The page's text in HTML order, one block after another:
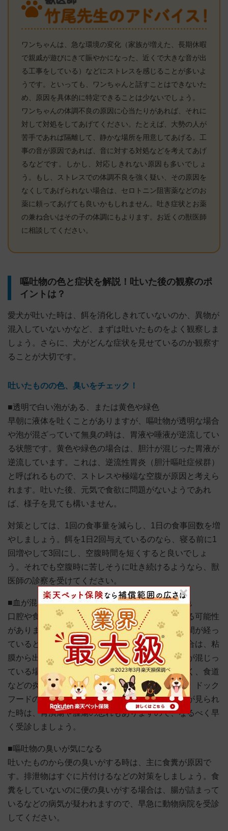
ワンちゃんは、急な環境の変化（家族が増えた、長期休暇
で親戚が遊びにきて賑やかになった、近くで大きな音が出
る工事をしている）などにストレスを感じることが多いよ
うです。といっても、ワンちゃんと話すことはできないた
め、原因を具体的に特定できることは少ないでしょう。
ワンちゃんの体調不良の原因に心当たりがあれば、それに
対して対処をしてあげてください。たとえば、大勢の人が
苦手であれば隔離して、静かな場所を用意してあげる。工
事の音が原因であれば、音に対する対処などを考えてあげ
るなどです。しかし、対応しきれない原因も多いでしょ
う。もし、ストレスでの体調不良を強く疑い、その原因を
なくしてあげられない場合は、セロトニン阻害薬などのお
薬に頼ってあげても良いかもしれません。吐き症状とお薬
の兼ね合いはその子の体調にもよります。お近くの獣医師
に相談してください。
嘔吐物の色と症状を解説！吐いた後の観察のポ
イントは？
愛犬が吐いた時は、餌を消化しきれていないのか、異物が
混入していないかなど、まずは吐いたものをよく観察しま
しょう。さらに、犬がどんな症状を見せているのか観察す
ることが大切です。
吐いたものの色、臭いをチェック！
■透明で白い泡がある、または黄色や緑色
早朝に液体を吐くことがありますが、嘔吐物が透明な場合
や泡が混ざっていて無臭の時は、胃液や唾液が逆流してい
る状態です。黄色や緑色の場合は、胆汁が混じった胃液が
逆流しています。これは、逆流性胃炎（胆汁嘔吐症候群）
と呼ばれるもので、ストレスや極端な空腹が原因と考えら
れます。吐いた後、元気で食欲に問題がないようであれ
ば、様子を見ても構いません。
対策としては、1回の食事量を減らし、1日の食事回数を増
やしましょう。餌を1日2回与えているのなら、寝る前に1
回増やして3回にし、空腹時間を短くすると良いでしょ
う。それでも空腹時に苦しそうに吐き続けるようなら、獣
医師の診察を受けてください。
■血が混ざっている、吐いたものがピンク色や茶色
口腔や食道、胃にできた腫瘍などから出血している可能性
があります。出血して間もなければ赤い鮮血、時間が経っ
ていると茶色になります。濃い赤色や黒茶色の場合は、粘
膜から出血している可能性があります。ピンク色が混じっ
ている場合は、赤や茶色に比べると出血量が少なく、食道
などの炎症が考えられます。ただし、茶色の場合、ドック
フードの色が混じっている場合もあります。出血が見られ
た時は、胃潰瘍や腫瘍の恐れもありますので、なるべく早
く受診しましょう。
■嘔吐物の臭いが気になる
吐いたものから便の臭いがする時は、主に食糞が原因で
す。排泄物はすぐに片付けるなどの対策をしましょう。食
糞をしていないのに便の臭いがする場合は、腸が詰まって
いるなどの病気が疑われますので、早急に動物病院を受診
してください。